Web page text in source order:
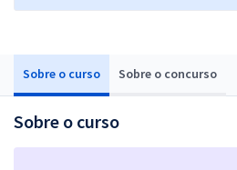
Sobre o curso Sobre o concurso
Sobre o curso